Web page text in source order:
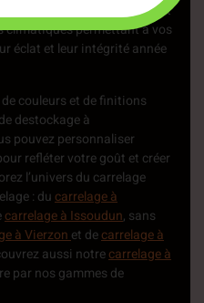
le granit ou l'ardoise résistent
climatiques permettant à vos
éclat et leur intégrité année
couleurs et de finitions
destockage à
pouvez personnaliser
refléter votre goût et créer
l’univers du carrelage
: du carrelage à
carrelage à Issoudun, sans
à Vierzon et decarrelage à
aussi notrecarrelage à
par nos gammes de